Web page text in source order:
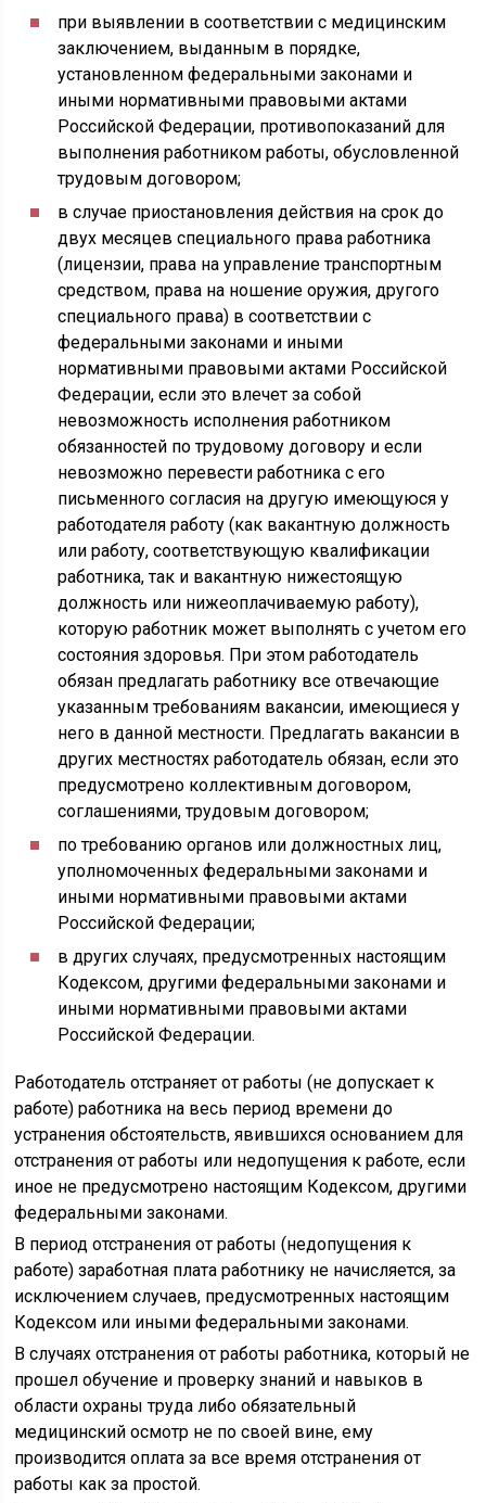
при выявлении в соответствии с медицинским
заключением, выданным в порядке,
установленном федеральными законами и
иными нормативными правовыми актами
Российской Федерации, противопоказаний для
выполнения работником работы, обусловленной
трудовым договором;
в случае приостановления действия на срок до
двух месяцев специального права работника
(лицензии, права на управление транспортным
средством, права на ношение оружия, другого
специального права) в соответствии с
федеральными законами и иными
нормативными правовыми актами Российской
Федерации, если это влечет за собой
невозможность исполнения работником
обязанностей по трудовому договору и если
невозможно перевести работника с его
письменного согласия на другую имеющуюся у
работодателя работу (как вакантную должность
или работу, соответствующую квалификации
работника, так и вакантную нижестоящую
должность или нижеоплачиваемую работу),
которую работник может выполнять с учетом его
состояния здоровья. При этом работодатель
обязан предлагать работнику все отвечающие
указанным требованиям вакансии, имеющиеся у
него в данной местности. Предлагать вакансии в
других местностях работодатель обязан, если это
предусмотрено коллективным договором,
соглашениями, трудовым договором;
по требованию органов или должностных лиц,
уполномоченных федеральными законами и
иными нормативными правовыми актами
Российской Федерации;
в других случаях, предусмотренных настоящим
Кодексом, другими федеральными законами и
иными нормативными правовыми актами
Российской Федерации.
Работодатель отстраняет от работы (не допускает к
работе) работника на весь период времени до
устранения обстоятельств, явившихся основанием для
отстранения от работы или недопущения к работе, если
иное не предусмотрено настоящим Кодексом, другими
федеральными законами.
В период отстранения от работы (недопущения к
работе) заработная плата работнику не начисляется, за
исключением случаев, предусмотренных настоящим
Кодексом или иными федеральными законами.
В случаях отстранения от работы работника, который не
прошел обучение и проверку знаний и навыков в
области охраны труда либо обязательный
медицинский осмотр не по своей вине, ему
производится оплата за все время отстранения от
работы как за простой.